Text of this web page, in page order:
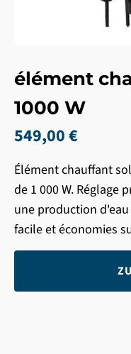
élément
1000 W
549,00 €
Élément chauffant
de 1 000 W. Réglage
une production
facile et économies